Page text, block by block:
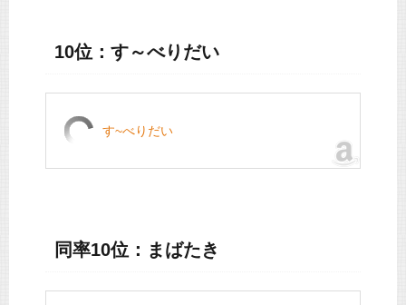
10位：す～べりだい
す~べりだい
同率10位：まばたき